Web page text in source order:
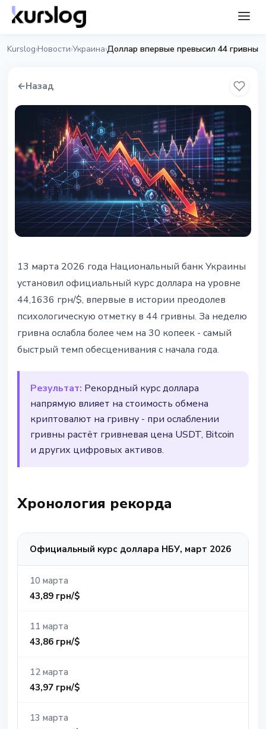
Kurslog›Новости›Украина›Доллар впервые превысил 44 гривны
←Назад
Доллар впервые превысил 44
гривны - исторический рекорд
13 марта 2026 г.2 мин чтения
Наталия Дорофеева
13 марта 2026 года Национальный банк Украины
установил официальный курс доллара на уровне
44,1636 грн/$, впервые в истории преодолев
психологическую отметку в 44 гривны. За неделю
гривна ослабла более чем на 30 копеек - самый
быстрый темп обесценивания с начала года.
Результат: Рекордный курс доллара
напрямую влияет на стоимость обмена
криптовалют на гривну - при ослаблении
гривны растёт гривневая цена USDT, Bitcoin
и других цифровых активов.
Хронология рекорда
Официальный курс доллара НБУ, март 2026
10 марта
43,89 грн/$
11 марта
43,86 грн/$
12 марта
43,97 грн/$
13 марта